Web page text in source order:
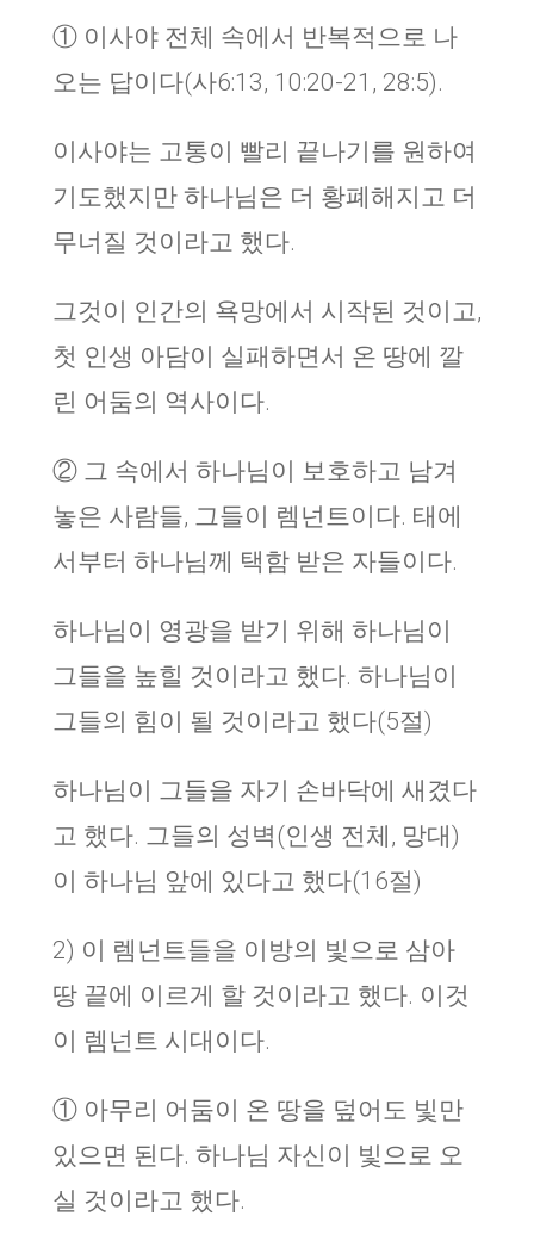
① 이사야 전체 속에서 반복적으로 나
오는 답이다(사6:13, 10:20-21, 28:5).
이사야는 고통이 빨리 끝나기를 원하여
기도했지만 하나님은 더 황폐해지고 더
무너질 것이라고 했다.
그것이 인간의 욕망에서 시작된 것이고,
첫 인생 아담이 실패하면서 온 땅에 깔
린 어둠의 역사이다.
② 그 속에서 하나님이 보호하고 남겨
놓은 사람들, 그들이 렘넌트이다. 태에
서부터 하나님께 택함 받은 자들이다.
하나님이 영광을 받기 위해 하나님이
그들을 높힐 것이라고 했다. 하나님이
그들의 힘이 될 것이라고 했다(5절)
하나님이 그들을 자기 손바닥에 새겼다
고 했다. 그들의 성벽(인생 전체, 망대)
이 하나님 앞에 있다고 했다(16절)
2) 이 렘넌트들을 이방의 빛으로 삼아
땅 끝에 이르게 할 것이라고 했다. 이것
이 렘넌트 시대이다.
① 아무리 어둠이 온 땅을 덮어도 빛만
있으면 된다. 하나님 자신이 빛으로 오
실 것이라고 했다.